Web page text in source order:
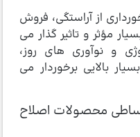
از آراستگی، فروش
مؤثر و تاثیر گذار می
و نوآوری های روز،
بالایی برخوردار می
محصولات اصلاح